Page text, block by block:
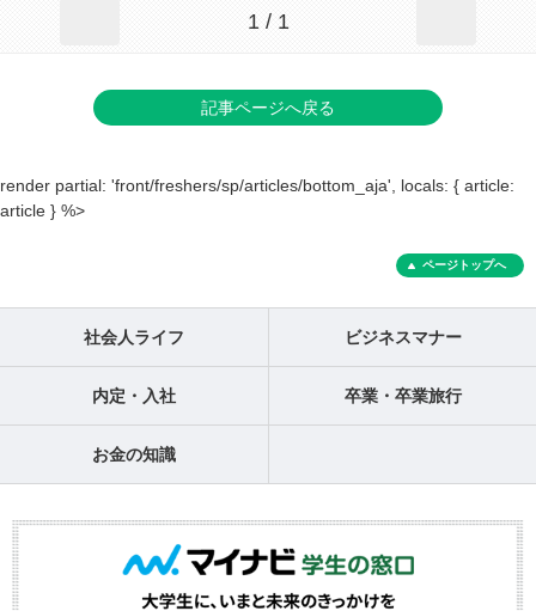
1 / 1
記事ページへ戻る
render partial: 'front/freshers/sp/articles/bottom_aja', locals: { article:
article } %>
ページトップへ
社会人ライフ ビジネスマナー
内定・入社 卒業・卒業旅行
お金の知識